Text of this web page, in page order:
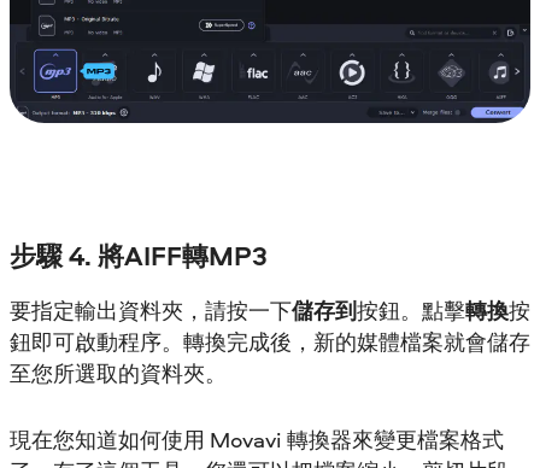
步驟 4. 將AIFF轉MP3
要指定輸出資料夾，請按一下儲存到按鈕。點擊轉換按
鈕即可啟動程序。轉換完成後，新的媒體檔案就會儲存
至您所選取的資料夾。
現在您知道如何使用 Movavi 轉換器來變更檔案格式